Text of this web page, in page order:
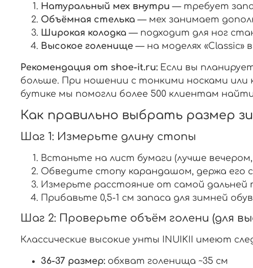
Натуральный мех внутри — требует
Объёмная стелька — мех занимает
Широкая колодка — подходит для ног
Высокое голенище — на моделях «Classic»
Рекомендация от shoe-it.ru: Если вы
больше. При ношении с тонкими носками
бутике мы помогли более 500 клиентам
Как правильно выбрать размер
Шаг 1: Измерьте длину стопы
Встаньте на лист бумаги (лучше
Обведите стопу карандашом, держа его
Измерьте расстояние от самой дальней
Прибавьте 0,5-1 см запаса для зимней
Шаг 2: Проверьте объём голени (для
Классические высокие унты INUIKII имеют
36-37 размер: обхват голенища ~35 см